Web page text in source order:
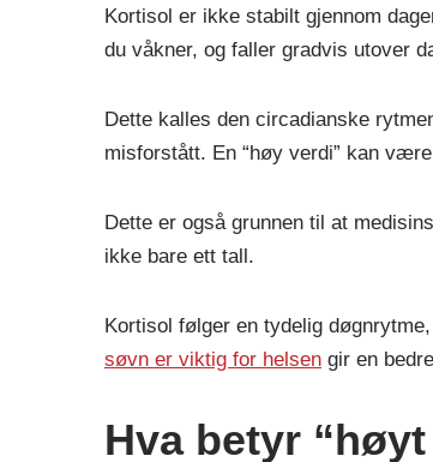
Kortisol er ikke stabilt gjennom
du våkner, og faller gradvis utover
Dette kalles den circadianske
misforstått. En “høy verdi” kan
Dette er også grunnen til at
ikke bare ett tall.
Kortisol følger en tydelig
søvn er viktig for helsen gir en
Hva betyr